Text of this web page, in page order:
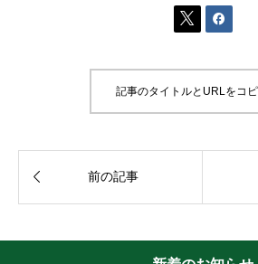
 
記事のタイトルとURLをコ
 前の記事